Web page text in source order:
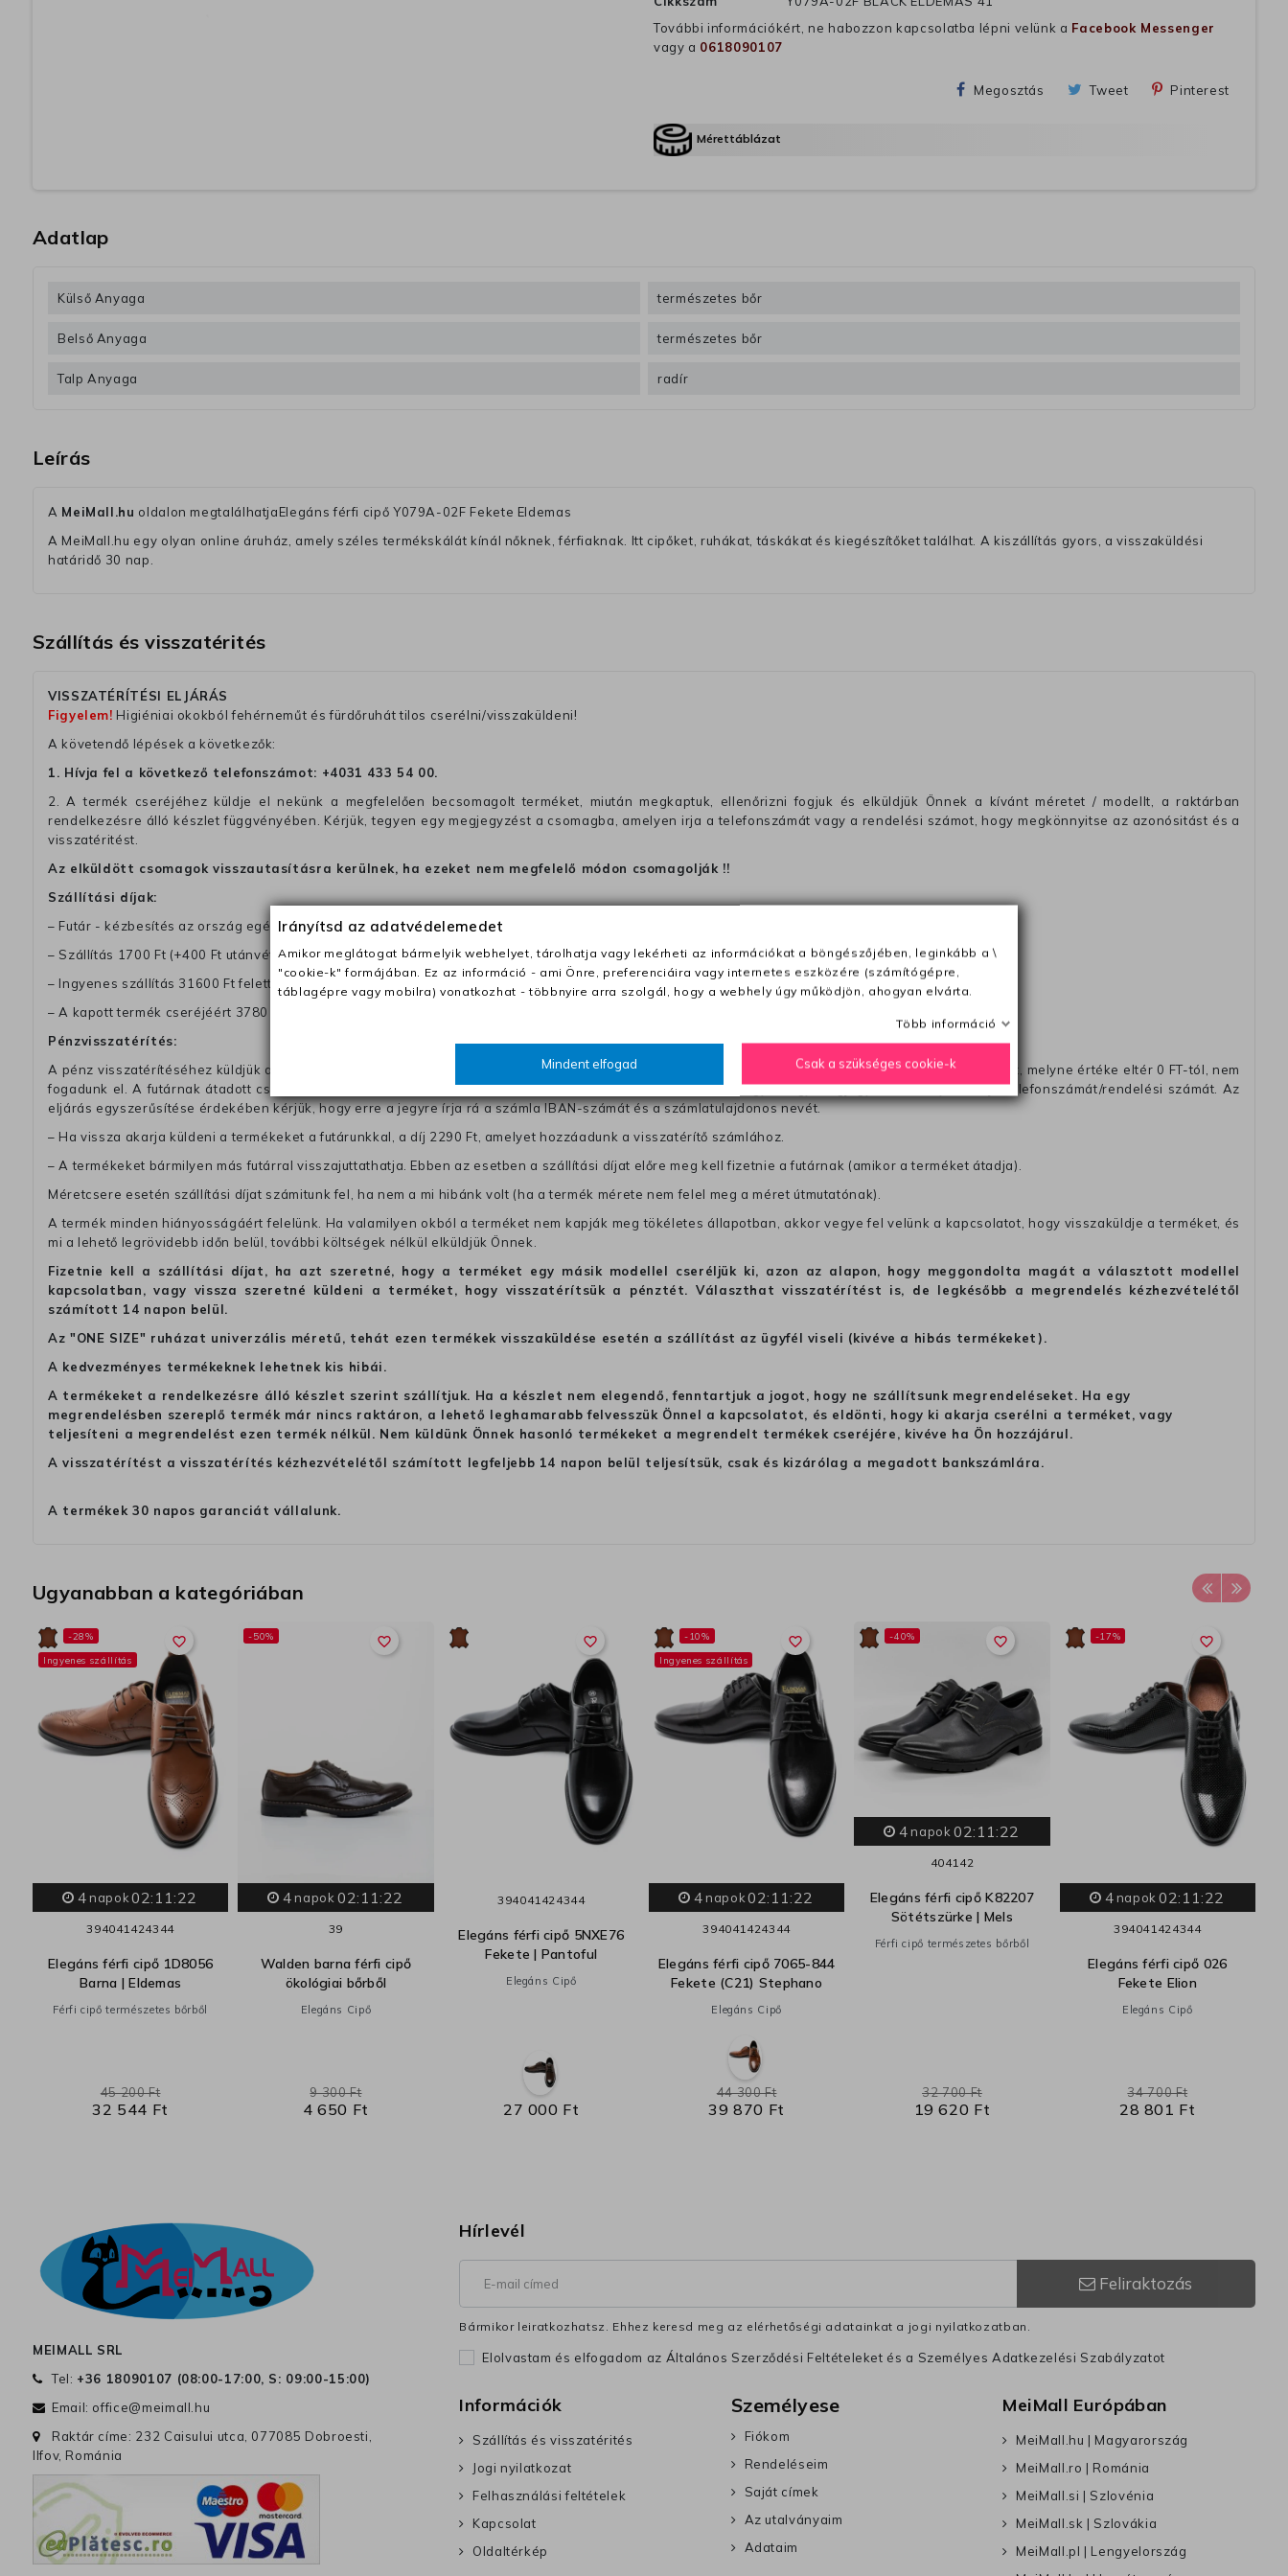
További információkért, ne habozzon kapcsolatba lépni velünk a Facebook Messenger
vagy a 0618090107
Megosztás Tweet Pinterest
Mérettáblázat
Adatlap
Külső Anyaga természetes bőr
Belső Anyaga természetes bőr
Talp Anyaga radír
Leírás
A MeiMall.hu oldalon megtalálhatjaElegáns férfi cipő Y079A-02F Fekete Eldemas
A MeiMall.hu egy olyan online áruház, amely széles termékskálát kínál nőknek, férfiaknak. Itt cipőket, ruhákat, táskákat és kiegészítőket találhat. A kiszállítás gyors, a visszaküldési
határidő 30 nap.
Szállítás és visszatérités
VISSZATÉRÍTÉSI ELJÁRÁS
Figyelem! Higiéniai okokból fehérneműt és fürdőruhát tilos cserélni/visszaküldeni!
A követendő lépések a következők:
1. Hívja fel a következő telefonszámot: +4031 433 54 00.
2. A termék cseréjéhez küldje el nekünk a megfelelően becsomagolt terméket, miután megkaptuk, ellenőrizni fogjuk és elküldjük Önnek a kívánt méretet / modellt, a raktárban
rendelkezésre álló készlet függvényében. Kérjük, tegyen egy megjegyzést a csomagba, amelyen irja a telefonszámát vagy a rendelési számot, hogy megkönnyitse az azonósitást és a
visszatéritést.
Az elküldött csomagok visszautasításra kerülnek, ha ezeket nem megfelelő módon csomagolják !!
Szállítási díjak:
– Futár - kézbesítés az ország egész területén, 2-3 munkanapon belül a megrendelés e-mailben / sms-ben történő megerősítésétől számítva
– Szállítás 1700 Ft (+400 Ft utánvéttel)
– Ingyenes szállítás 31600 Ft feletti megrendeléseknél (+400 Ft utánvétte)
– A kapott termék cseréjéért 3780 Ft szállítási díjat számolunk fel (oda -vissza út)
Pénzvisszatérítés:
A pénz visszatérítéséhez küldjük a futárt, hogy vegye át Öntől a terméket/termékeket, vagy más futárral is elküldheti. Olyan utávéttel küldött csomagot, melyne értéke eltér 0 FT-tól, nem
fogadunk el. A futárnak átadott csomagba kérjük, hogy a visszaküldés könnyebb azonosítása érdekében tegyen egy megjegyzést, amelyre felírja telefonszámát/rendelési számát. Az
eljárás egyszerűsítése érdekében kérjük, hogy erre a jegyre írja rá a számla IBAN-számát és a számlatulajdonos nevét.
– Ha vissza akarja küldeni a termékeket a futárunkkal, a díj 2290 Ft, amelyet hozzáadunk a visszatérítő számlához.
– A termékeket bármilyen más futárral visszajuttathatja. Ebben az esetben a szállítási díjat előre meg kell fizetnie a futárnak (amikor a terméket átadja).
Méretcsere esetén szállítási díjat számitunk fel, ha nem a mi hibánk volt (ha a termék mérete nem felel meg a méret útmutatónak).
A termék minden hiányosságáért felelünk. Ha valamilyen okból a terméket nem kapják meg tökéletes állapotban, akkor vegye fel velünk a kapcsolatot, hogy visszaküldje a terméket, és
mi a lehető legrövidebb időn belül, további költségek nélkül elküldjük Önnek.
Fizetnie kell a szállítási díjat, ha azt szeretné, hogy a terméket egy másik modellel cseréljük ki, azon az alapon, hogy meggondolta magát a választott modellel
kapcsolatban, vagy vissza szeretné küldeni a terméket, hogy visszatérítsük a pénztét. Választhat visszatérítést is, de legkésőbb a megrendelés kézhezvételétől
számított 14 napon belül.
Az "ONE SIZE" ruházat univerzális méretű, tehát ezen termékek visszaküldése esetén a szállítást az ügyfél viseli (kivéve a hibás termékeket).
A kedvezményes termékeknek lehetnek kis hibái.
A termékeket a rendelkezésre álló készlet szerint szállítjuk. Ha a készlet nem elegendő, fenntartjuk a jogot, hogy ne szállítsunk megrendeléseket. Ha egy
megrendelésben szereplő termék már nincs raktáron, a lehető leghamarabb felvesszük Önnel a kapcsolatot, és eldönti, hogy ki akarja cserélni a terméket, vagy
teljesíteni a megrendelést ezen termék nélkül. Nem küldünk Önnek hasonló termékeket a megrendelt termékek cseréjére, kivéve ha Ön hozzájárul.
A visszatérítést a visszatérítés kézhezvételétől számított legfeljebb 14 napon belül teljesítsük, csak és kizárólag a megadott bankszámlára.
A termékek 30 napos garanciát vállalunk.
Ugyanabban a kategóriában
favorite_border
-28%
Ingyenes szállítás
4napok 02:11:21
394041 4243 44
Elegáns férfi cipő 1D8056
Barna | Eldemas
Férfi cipő természetes bőrből
32 544 Ft
45 200 Ft
favorite_border
-50%
4 napok 02:11:21
39
Walden barna férfi cipő
ökológiai bőrből
Elegáns Cipő
4 650 Ft
9 300 Ft
favorite_border
394041 42 4344
Elegáns férfi cipő 5NXE76
Fekete | Pantoful
Elegáns Cipő
27 000 Ft
favorite_border
-10%
Ingyenes szállítás
4napok 02:11:21
394041 4243 44
Elegáns férfi cipő 7065-844
Fekete (C21) Stephano
Elegáns Cipő
39 870 Ft
44 300 Ft
favorite_border
-40%
4 napok02:11:21
404142
Elegáns férfi cipő K82207
Sötétszürke | Mels
Férfi cipő természetes bőrből
19 620 Ft
32 700 Ft
favorite_border
-17%
4napok 02:11:21
394041 42 4344
Elegáns férfi cipő 026
Fekete Elion
Elegáns Cipő
28 801 Ft
34 700 Ft
MEIMALL SRL
Tel: +36 18090107 (08:00-17:00, S: 09:00-15:00)
Email: office@meimall.hu
Raktár címe: 232 Caisului utca, 077085 Dobroesti,
Ilfov, Románia
Hírlevél
Feliraktozás
Bármikor leiratkozhatsz. Ehhez keresd meg az elérhetőségi adatainkat a jogi nyilatkozatban.
Elolvastam és elfogadom az Általános Szerződési Feltételeket és a Személyes Adatkezelési Szabályzatot
Információk
Szállítás és visszatérités
Jogi nyilatkozat
Felhasználási feltételek
Kapcsolat
Oldaltérkép
Személyese
Fiókom
Rendeléseim
Saját címek
Az utalványaim
Adataim
MeiMall Európában
MeiMall.hu | Magyarország
MeiMall.ro | Románia
MeiMall.si | Szlovénia
MeiMall.sk | Szlovákia
MeiMall.pl | Lengyelország
Irányítsd az adatvédelemedet
Amikor meglátogat bármelyik webhelyet, tárolhatja vagy lekérheti az információkat a böngészőjében, leginkább a \
"cookie-k" formájában. Ez az információ - ami Önre, preferenciáira vagy internetes eszközére (számítógépre,
táblagépre vagy mobilra) vonatkozhat - többnyire arra szolgál, hogy a webhely úgy működjön, ahogyan elvárta.
Több információ
Mindent elfogad Csak a szükséges cookie-k